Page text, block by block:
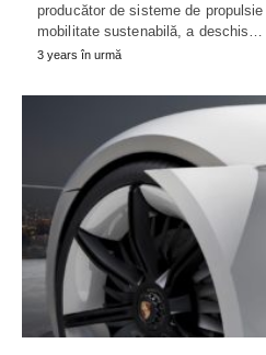
producător de sisteme de
mobilitate sustenabilă, a deschis…
3 years în urmă